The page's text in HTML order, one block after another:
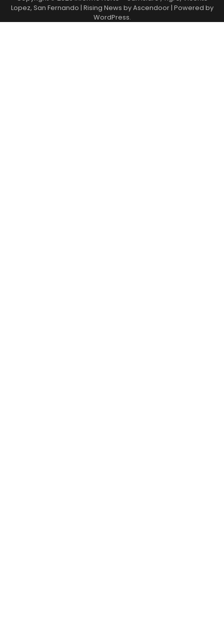
Lopez, San Fernando | Rising News byAscendoor| Powered by
WordPress.